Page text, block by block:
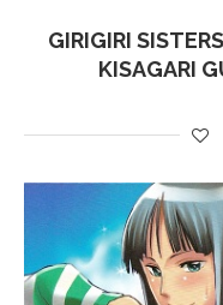
GIRIGIRI
KISAGARI